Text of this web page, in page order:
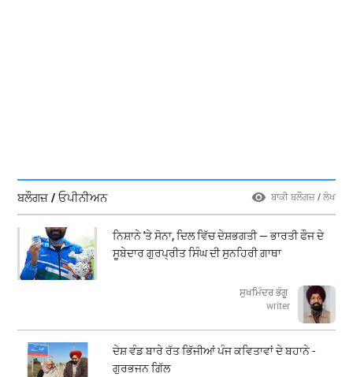
ਬਲੌਗਜ਼ / ਓਪੀਨੀਅਨ ਬਾਕੀ ਬਲੌਗਜ਼ / ਲੇਖ
ਨਿਸ਼ਾਨੇ 'ਤੇ ਸੋਨਾ, ਦਿਲ ਵਿੱਚ ਦੇਸ਼ਭਗਤੀ — ਭਾਰਤੀ ਫੌਜ ਦੇ
ਸੂਬੇਦਾਰ ਗੁਰਪ੍ਰੀਤ ਸਿੰਘ ਦੀ ਸੁਨਹਿਰੀ ਗਾਥਾ
ਸੁਖਮਿੰਦਰ ਭੰਗੂ
writer
ਦੇਸ਼ ਵੰਡ ਬਾਰੇ ਰੱਤ ਭਿੱਜੀਆਂ ਪੰਜ ਕਵਿਤਾਵਾਂ ਦੇ ਬਹਾਨੇ -
ਗੁਰਭਜਨ ਗਿੱਲ